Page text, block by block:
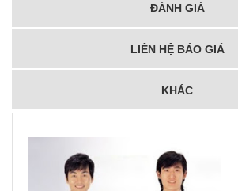
ĐÁNH GIÁ
LIÊN HỆ BÁO GIÁ
KHÁC